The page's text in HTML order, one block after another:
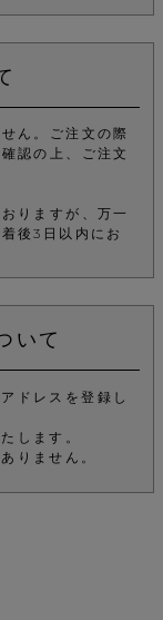
ん。ご注文の際
認の上、ご注文
りますが、万一
後3日以内にお
いて
ドレスを登録し
します。
りません。